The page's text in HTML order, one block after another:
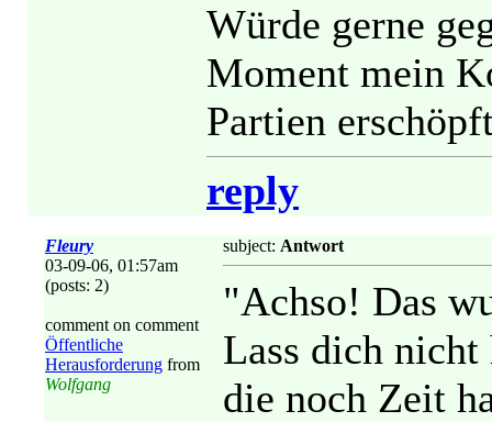
Würde gerne
Moment mein
Partien
reply
Fleury
03-09-06, 01:57am
(posts: 2)
comment on comment
Öffentliche
Herausforderung from
Wolfgang
subject: Antwort
"Achso! Das
Lass dich nicht
die noch Zeit